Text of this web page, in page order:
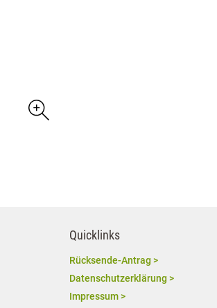
Quicklinks
Rücksende-Antrag >
Datenschutzerklärung >
Impressum >